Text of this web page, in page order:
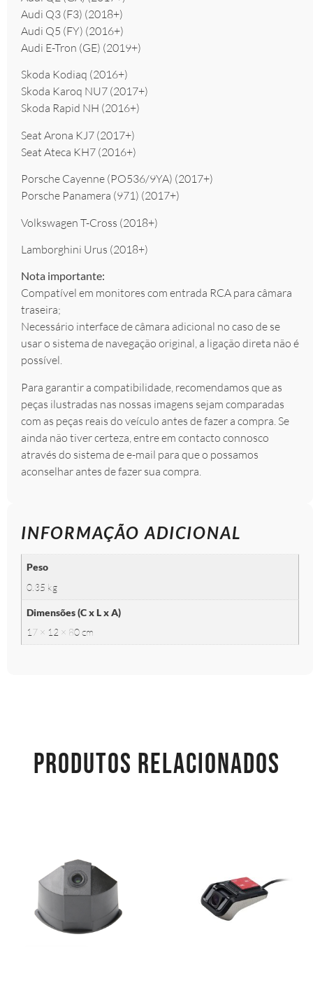
Audi Q3 (F3) (2018+)
Audi Q5 (FY) (2016+)
Audi E-Tron (GE) (2019+)
Skoda Kodiaq (2016+)
Skoda Karoq NU7 (2017+)
Skoda Rapid NH (2016+)
Seat Arona KJ7 (2017+)
Seat Ateca KH7 (2016+)
Porsche Cayenne (PO536/9YA) (2017+)
Porsche Panamera (971) (2017+)
Volkswagen T-Cross (2018+)
Lamborghini Urus (2018+)
Nota importante:
Compatível em monitores com entrada RCA para câmara
traseira;
Necessário interface de câmara adicional no caso de se
usar o sistema de navegação original, a ligação direta não é
possível.
Para garantir a compatibilidade, recomendamos que as
peças ilustradas nas nossas imagens sejam comparadas
com as peças reais do veículo antes de fazer a compra. Se
ainda não tiver certeza, entre em contacto connosco
através do sistema de e-mail para que o possamos
aconselhar antes de fazer sua compra.
INFORMAÇÃO ADICIONAL
Peso
0.35 kg
Dimensões (C x L x A)
17 × 12 × 80 cm
PRODUTOS RELACIONADOS